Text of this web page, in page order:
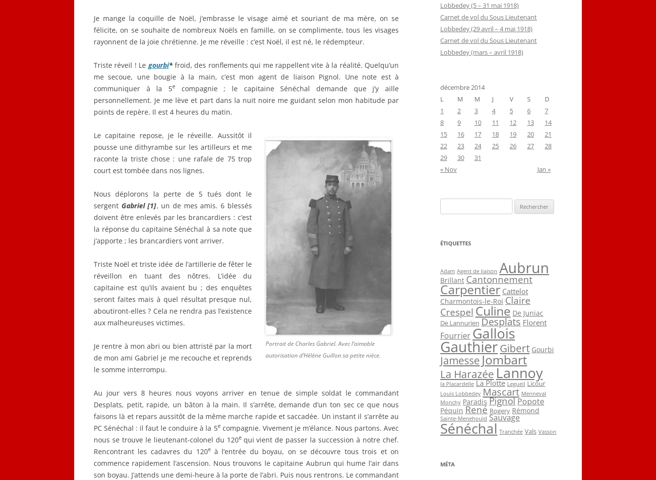
Je mange la coquille de Noël, j’embrasse le visage aimé et souriant de ma mère, on se
félicite, on se souhaite de nombreux Noëls en famille, on se complimente, tous les visages
rayonnent de la joie chrétienne. Je me réveille : c’est Noël, il est né, le rédempteur.
Triste réveil ! Le gourbi* froid, des ronflements qui me rappellent vite à la réalité. Quelqu’un
me secoue, une bougie à la main, c’est mon agent de liaison Pignol. Une note est à
communiquer à la 5e
compagnie ; le capitaine Sénéchal demande que j’y aille
personnellement. Je me lève et part dans la nuit noire me guidant selon mon habitude par
points de repère. Il est 4 heures du matin.
Portrait de Charles Gabriel. Avec l’aimable
autorisation d’Hélène Guillon sa petite nièce.
Le capitaine repose, je le réveille. Aussitôt il
pousse une dithyrambe sur les artilleurs et me
raconte la triste chose : une rafale de 75 trop
court est tombée dans nos lignes.
Nous déplorons la perte de 5 tués dont le
sergent Gabriel [1], un de mes amis. 6 blessés
doivent être enlevés par les brancardiers : c’est
la réponse du capitaine Sénéchal à sa note que
j’apporte ; les brancardiers vont arriver.
Triste Noël et triste idée de l’artillerie de fêter le
réveillon en tuant des nôtres. L’idée du
capitaine est qu’ils avaient bu ; des enquêtes
seront faites mais à quel résultat presque nul,
aboutiront-elles ? Cela ne rendra pas l’existence
aux malheureuses victimes.
Je rentre à mon abri ou bien attristé par la mort
de mon ami Gabriel je me recouche et reprends
le somme interrompu.
Au jour vers 8 heures nous voyons arriver en tenue de simple soldat le commandant
Desplats, petit, rapide, un bâton à la main. Il s’arrête, demande d’un ton sec ce que nous
faisons là et repars aussitôt de la même marche rapide et saccadée. Un instant il s’arrête au
PC Sénéchal : il faut le conduire à la 5ecompagnie. Vivement je m’élance. Nous partons. Avec
nous se trouve le lieutenant-colonel du 120e qui vient de passer la succession à notre chef.
Rencontrant les cadavres du 120eà l’entrée du boyau, on se découvre tous trois et on
commence rapidement l’ascension. Nous trouvons le capitaine Aubrun qui hume l’air dans
son boyau. J’attends une demi-heure à la porte de l’abri. Puis nous rentrons. Le commandant
Lobbedey (5 – 31 mai 1918)
Carnet de vol du Sous Lieutenant
Lobbedey (29 avril – 4 mai 1918)
Carnet de vol du Sous Lieutenant
Lobbedey (mars – avril 1918)
décembre 2014
L
M M J V S
D
1
2 3 4 5 6
7
8
9 10 11 12 13
14
15
16 17 18 19 20
21
22
23 24 25 26 27
28
29
30
31
« Nov
Jan »
ÉTIQUETTES
Adam Agent de liaison Aubrun
Brillant Cantonnement
Carpentier Cattelot
Charmontois-le-Roi Claire
Crespel Culine De Juniac
De Lannurien Desplats Florent
Fourrier Gallois
GauthierGibert Gourbi
JamesseJombart
La HarazéeLannoy
la Placardelle La Plotte Legueil Licour
Louis Lobbedey Mascart Menneval
Monchy Paradis Pignol Popote
Péquin René Rogery Rémond
Sainte-Menehould Sauvage
Sénéchal Tranchée Vals Vasson
MÉTA